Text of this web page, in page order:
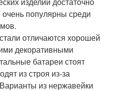
популярны среди
отличаются хорошей
декоративными
батареи стоят
из строя из-за
из нержавейки